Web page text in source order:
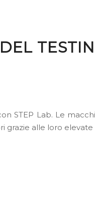
STEP Lab. Le
grazie alle loro elevate